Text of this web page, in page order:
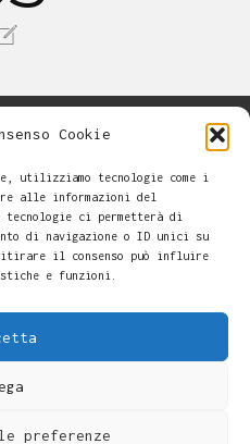
Cookie
utilizziamo tecnologie come i
alle informazioni del
ci permetterà di
di navigazione o ID unici su
il consenso può influire
e funzioni.
preferenze